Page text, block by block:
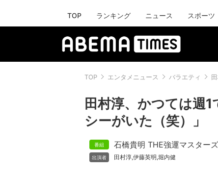
TOP ランキング ニュース スポーツ
TOP エンタメニュース バラエティ
田村淳、かつては週
シーがいた（笑）」
石橋貴明 THE強運マスター
田村淳,伊藤英明,堀内健